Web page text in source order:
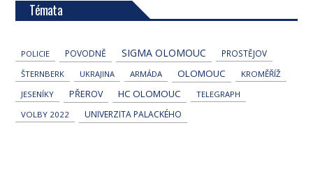
Témata
POLICIE POVODNĚ SIGMA OLOMOUC PROSTĚJOV
ŠTERNBERK UKRAJINA ARMÁDA OLOMOUC
KROMĚŘÍŽ
JESENÍKY
PŘEROV HC OLOMOUC
TELEGRAPH
VOLBY 2022
UNIVERZITA PALACKÉHO